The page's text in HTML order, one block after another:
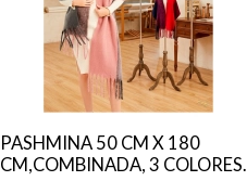
PASHMINA 50 CM X 180
CM,COMBINADA, 3 COLORES.